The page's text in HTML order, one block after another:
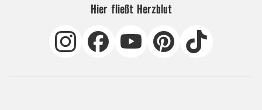
Hier fließt Herzblut